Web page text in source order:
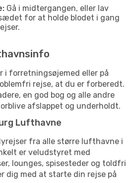
Gå i midtergangen, eller lav
for at holde blodet i gang
i forretningsøjemed eller på
rejse, at du er forberedt.
en god bog og alle andre
afslappet og underholdt.
Lufthavne
fra alle større lufthavne i
er veludstyret med
lounges, spisesteder og toldfri
dig med at starte din rejse på